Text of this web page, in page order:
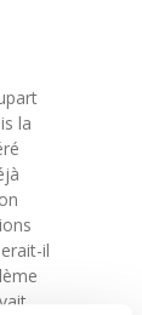
la
il